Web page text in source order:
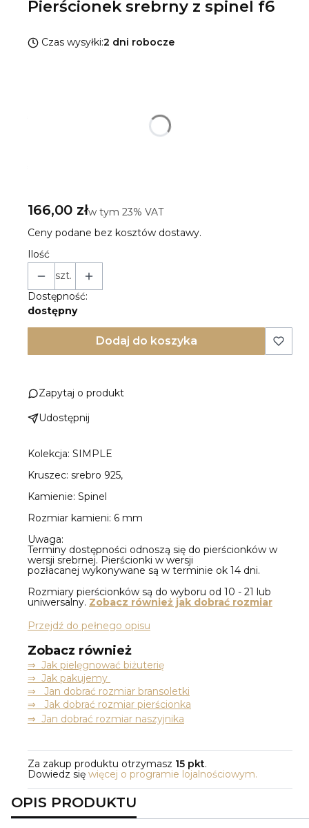
Pierścionek srebrny z spinel f6
Czas wysyłki:2 dni robocze
Cena
166,00 złw tym 23% VAT
w tym 23% VAT
Ceny podane bez kosztów dostawy.
Ilość
szt.
Dostępność:
dostępny
Dodaj do koszyka
Zapytaj o produkt
Udostępnij
Kolekcja: SIMPLE
Kruszec: srebro 925,
Kamienie: Spinel
Rozmiar kamieni: 6 mm
Uwaga:
Terminy dostępności odnoszą się do pierścionków w
wersji srebrnej. Pierścionki w wersji
pozłacanej wykonywane są w terminie ok 14 dni.
Rozmiary pierścionków są do wyboru od 10 - 21 lub
uniwersalny. Zobacz również jak dobrać rozmiar
Przejdź do pełnego opisu
Zobacz również
⇒ Jak pielęgnować biżuterię
⇒ Jak pakujemy
⇒ Jan dobrać rozmiar bransoletki
⇒ Jak dobrać rozmiar pierścionka
⇒ Jan dobrać rozmiar naszyjnika
Za zakup produktu otrzymasz 15 pkt.
Dowiedz się więcej o programie lojalnościowym.
OPIS PRODUKTU